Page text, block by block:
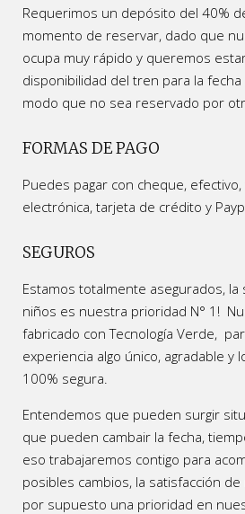
Requerimos un depósito del 40%
momento de reservar, dado que
ocupa muy rápido y queremos
disponibilidad del tren para la
modo que no sea reservado por
FORMAS DE PAGO
Puedes pagar con cheque,
electrónica, tarjeta de crédito y
SEGUROS
Estamos totalmente asegurados, la
niños es nuestra prioridad N° 1!
fabricado con Tecnología Verde,
experiencia algo único, agradable y
100% segura.
Entendemos que pueden surgir
que pueden cambair la fecha,
eso trabajaremos contigo para
posibles cambios, la satisfacción
por supuesto una prioridad en